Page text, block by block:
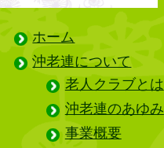
ホーム
沖老連について
老人クラブとは
沖老連のあゆみ
事業概要